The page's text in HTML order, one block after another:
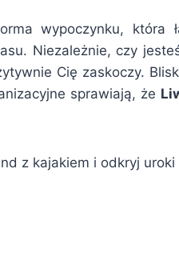
wypoczynku, która
Niezależnie, czy
Cię zaskoczy.
sprawiają, że
z kajakiem i odkryj